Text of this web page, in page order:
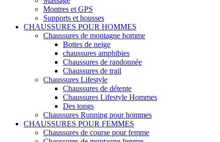
Montres et GPS
Supports et housses
CHAUSSURES POUR HOMMES
Chaussures de montagne homme
Bottes de neige
chaussures amphibies
Chaussures de randonnée
Chaussures de trail
Chaussures Lifestyle
Chaussures de détente
Chaussures Lifestyle Hommes
Des tongs
Chaussures Running pour hommes
CHAUSSURES POUR FEMMES
Chaussures de course pour femme